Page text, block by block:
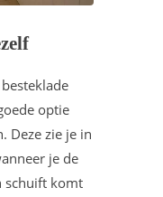
optie
Deze zie je in
je de
schuift komt